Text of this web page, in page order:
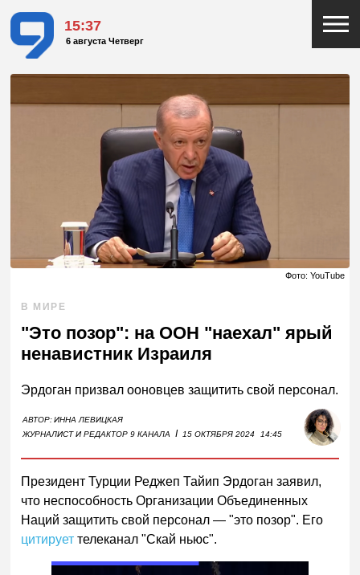
15:37
6 августа Четверг
Фото: YouTube
В МИРЕ
"Это позор": на ООН "наехал" ярый
ненавистник Израиля
Эрдоган призвал ооновцев защитить свой персонал.
АВТОР:ИННА ЛЕВИЦКАЯ
ЖУРНАЛИСТ И РЕДАКТОР 9 КАНАЛА
I 15 ОКТЯБРЯ 2024 14:45
Президент Турции Реджеп Тайип Эрдоган заявил,
что неспособность Организации Объединенных
Наций защитить свой персонал — "это позор". Его
цитирует телеканал "Скай ньюс".